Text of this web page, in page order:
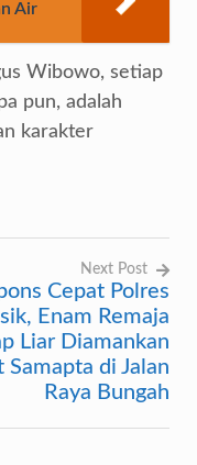
Air
Wibowo, setiap
pun, adalah
karakter
Next Post
Cepat Polres
Enam Remaja
Liar Diamankan
Samapta di Jalan
Raya Bungah